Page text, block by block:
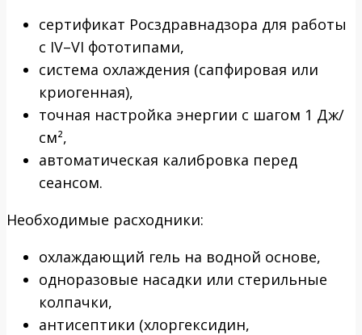
сертификат Росздравнадзора для работы
с IV–VI фототипами,
система охлаждения (сапфировая или
криогенная),
точная настройка энергии с шагом 1 Дж/
см²,
автоматическая калибровка перед
сеансом.
Необходимые расходники:
охлаждающий гель на водной основе,
одноразовые насадки или стерильные
колпачки,
антисептики (хлоргексидин,